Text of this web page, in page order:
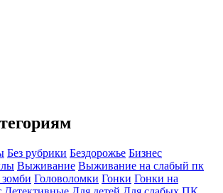
Без рубрики Бездорожье Бизнес
Выживание Выживание на слабый пк
Головоломки Гонки Гонки на